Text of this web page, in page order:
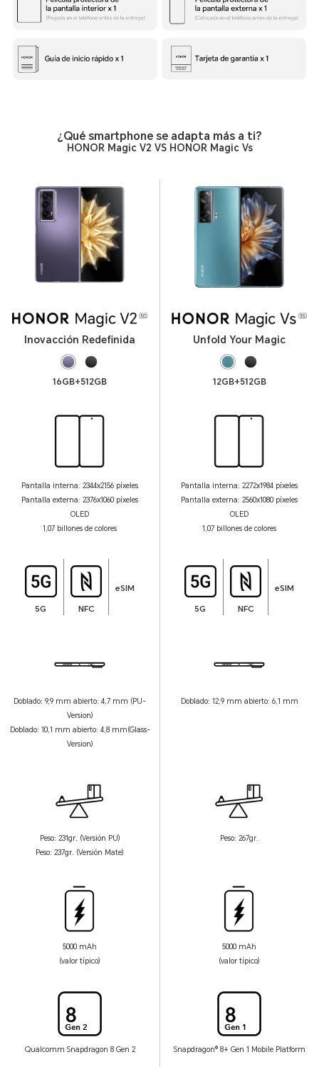
¿Qué smartphone se adapta más a ti?
HONOR Magic V2 VS HONOR Magic Vs
Inovacción Redefinida
16GB+512GB
Unfold Your Magic
12GB+512GB
Pantalla interna: 2344x2156 píxeles
Pantalla externa: 2376x1060 píxeles
OLED
1,07 billones de colores
Pantalla interna: 2272x1984 píxeles
Pantalla externa: 2560x1080 píxeles
OLED
1,07 billones de colores
5G NFC
eSIM
5G NFC
eSIM
Doblado: 9,9 mm abierto: 4,7 mm (PU-
Version)
Doblado: 10,1 mm abierto: 4,8 mm(Glass-
Version)
Doblado: 12,9 mm abierto: 6,1 mm
Peso: 231gr. (Versión PU)
Peso: 237gr. (Versión Mate)
Peso: 267gr.
5000 mAh
(valor típico)
5000 mAh
(valor típico)
Qualcomm Snapdragon 8 Gen 2 Snapdragon® 8+ Gen 1 Mobile Platform